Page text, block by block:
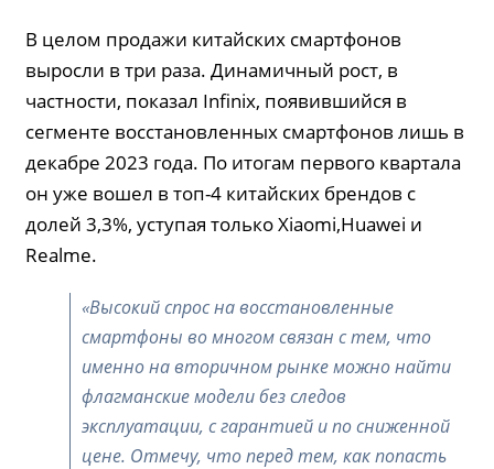
В целом продажи китайских смартфонов
выросли в три раза. Динамичный рост, в
частности, показал Infinix, появившийся в
сегменте восстановленных смартфонов лишь в
декабре 2023 года. По итогам первого квартала
он уже вошел в топ-4 китайских брендов с
долей 3,3%, уступая только Xiaomi,Huawei и
Realme.
«Высокий спрос на восстановленные
смартфоны во многом связан с тем, что
именно на вторичном рынке можно найти
флагманские модели без следов
эксплуатации, с гарантией и по сниженной
цене. Отмечу, что перед тем, как попасть